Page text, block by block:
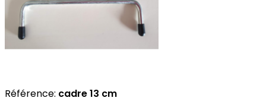
Référence: cadre 13 cm